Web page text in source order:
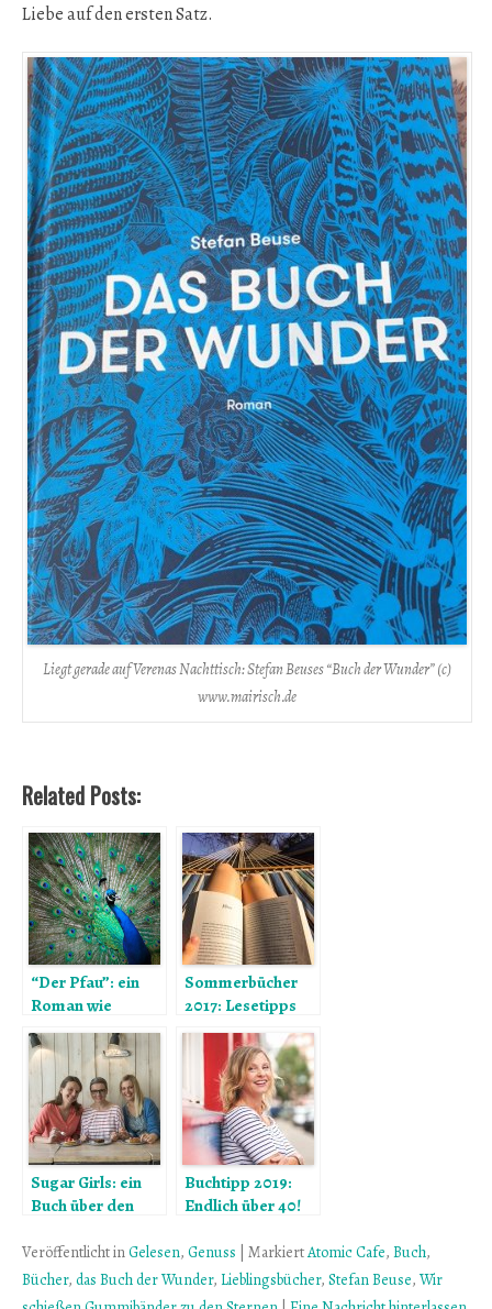
Liebe auf den ersten Satz.
Liegt gerade auf Verenas Nachttisch: Stefan Beuses “Buch der Wunder” (c)
www.mairisch.de
Related Posts:
“Der Pfau”: ein
Roman wie
Scones und
Gurkensandwich
Sommerbücher
2017: Lesetipps
nicht nur für den
Urlaub
Sugar Girls: ein
Buch über den
eigenen Café
Buchtipp 2019:
Endlich über 40!
Janna Hagedorn
Veröffentlicht inGelesen, Genuss MarkiertAtomic Cafe, Buch,
Bücher, das Buch der Wunder, Lieblingsbücher, Stefan Beuse, Wir